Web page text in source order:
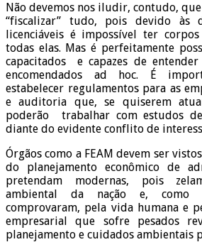
Não devemos nos iludir, contudo, que
“fiscalizar” tudo, pois devido às
licenciáveis é impossível ter
todas elas. Mas é perfeitamente
capacitados e capazes de
encomendados ad hoc. É
estabelecer regulamentos para as
e auditoria que, se quiserem
poderão trabalhar com estudos
diante do evidente conflito de
Órgãos como a FEAM devem ser
do planejamento econômico de
pretendam modernas, pois
ambiental da nação e, como
comprovaram, pela vida humana e
empresarial que sofre pesados
planejamento e cuidados ambientais